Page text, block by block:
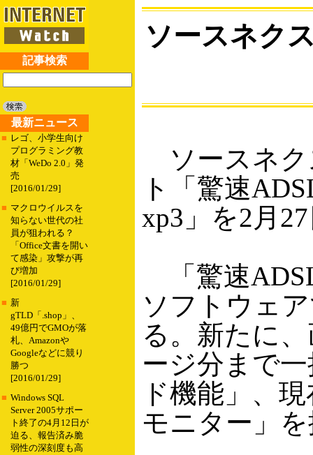
記事検索
最新ニュース
■ レゴ、小学生向け
プログラミング教
材「WeDo 2.0」発
売
[2016/01/29]
■ マクロウイルスを
知らない世代の社
員が狙われる？
「Office文書を開い
て感染」攻撃が再
び増加
[2016/01/29]
■ 新
gTLD「.shop」、
49億円でGMOが落
札、Amazonや
Googleなどに競り
勝つ
[2016/01/29]
■ Windows SQL
Server 2005サポー
ト終了の4月12日が
迫る、報告済み脆
弱性の深刻度も高
ソースネク
ソースネク
ト「驚速
xp3」を2月
「驚速
ソフトウェ
る。新たに
ージ分まで
ド機能」、
モニター」